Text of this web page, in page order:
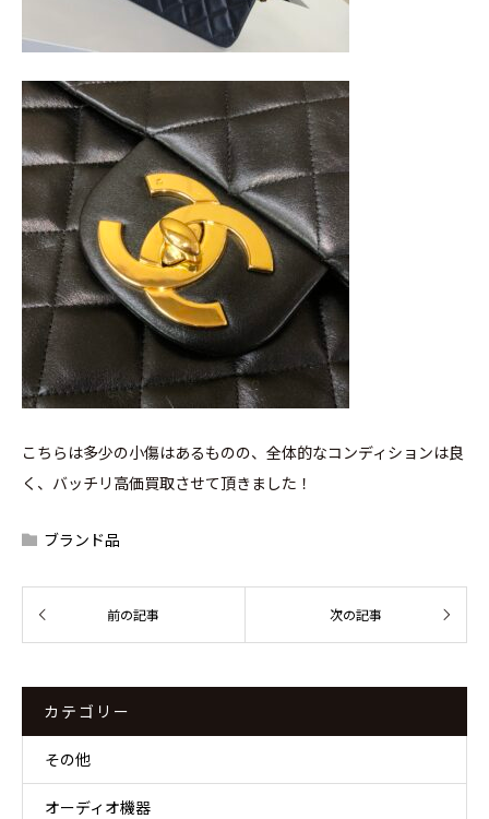
こちらは多少の小傷はあるものの、全体的なコンディションは良
く、バッチリ高価買取させて頂きました！
ブランド品
カテゴリー
その他
オーディオ機器